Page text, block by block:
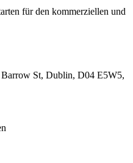
für den kommerziellen und
St, Dublin, D04 E5W5,